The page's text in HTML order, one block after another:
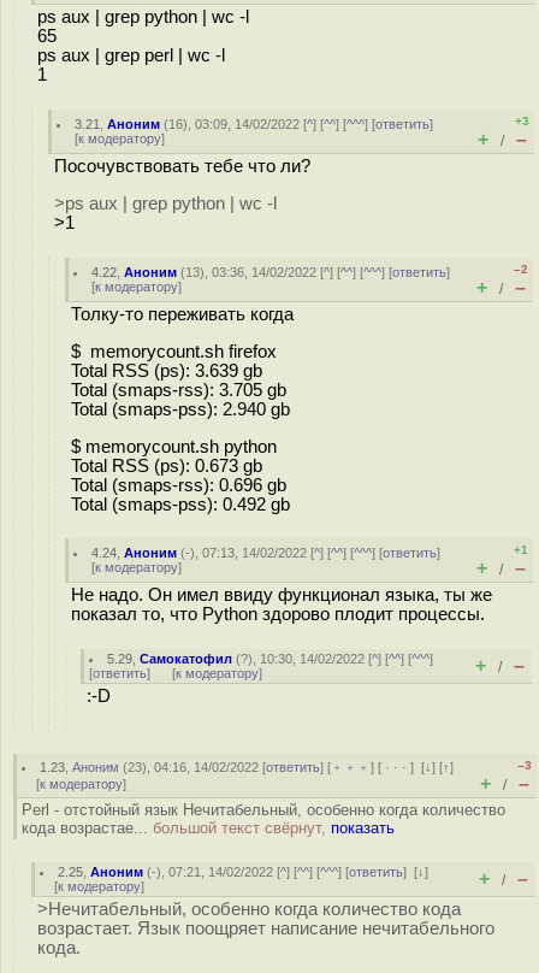
ps aux | grep python | wc -l
65
ps aux | grep perl | wc -l
1
3.21 ,Аноним (16), 03:09, 14/02/2022 [^] [^^] [^^^] [ответить]
[к модератору]
+3
+ / –
Посочувствовать тебе что ли?
>ps aux | grep python | wc -l
>1
4.22 ,Аноним (13), 03:36, 14/02/2022 [^] [^^] [^^^] [ответить]
[к модератору]
–2
+ / –
Толку-то переживать когда
$ memorycount.sh firefox
Total RSS (ps): 3.639 gb
Total (smaps-rss): 3.705 gb
Total (smaps-pss): 2.940 gb
$ memorycount.sh python
Total RSS (ps): 0.673 gb
Total (smaps-rss): 0.696 gb
Total (smaps-pss): 0.492 gb
4.24 ,Аноним (-), 07:13, 14/02/2022 [^] [^^] [^^^] [ответить]
[к модератору]
+1
+ / –
Не надо. Он имел ввиду функционал языка, ты же
показал то, что Python здорово плодит процессы.
5.29 ,Самокатофил (?), 10:30, 14/02/2022 [^] [^^] [^^^]
[ответить] [к модератору] + / –
:-D
1.23 ,Аноним (23), 04:16, 14/02/2022 [ответить] [ ﹢﹢﹢] [ · · ·][↓] [↑]
[к модератору]
–3
+ / –
Perl - отстойный язык Нечитабельный, особенно когда количество
кода возрастае... большой текст свёрнут, показать
2.25 ,Аноним (-), 07:21, 14/02/2022 [^] [^^] [^^^] [ответить][↓]
[к модератору] + / –
>Нечитабельный, особенно когда количество кода
возрастает. Язык поощряет написание нечитабельного
кода.